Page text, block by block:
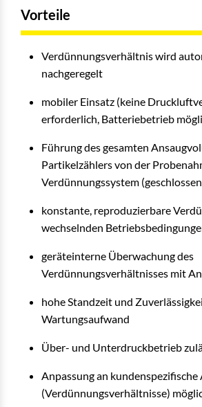
Vorteile
Verdünnungsverhältnis wird
nachgeregelt
mobiler Einsatz (keine
erforderlich, Batteriebetrieb
Führung des gesamten
Partikelzählers von der
Verdünnungssystem
konstante, reproduzierbare
wechselnden
geräteinterne Überwachung des
Verdünnungsverhältnisses mit
hohe Standzeit und
Wartungsaufwand
Über- und Unterdruckbetrieb
Anpassung an
(Verdünnungsverhältnisse)